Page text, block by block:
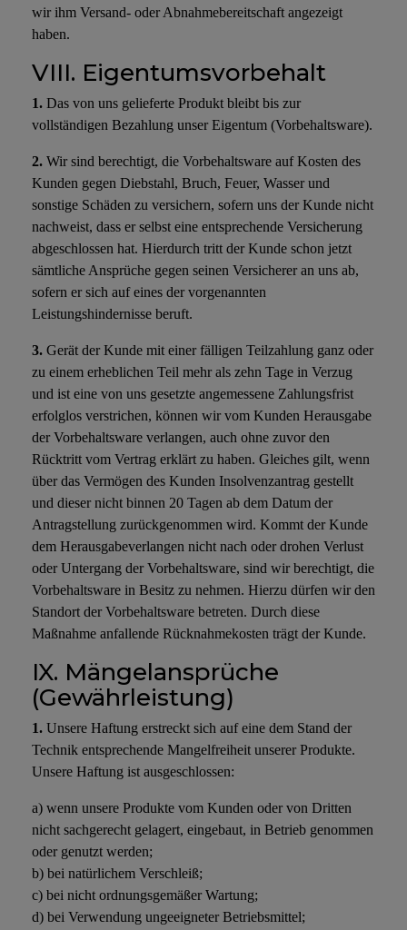
wir ihm Versand- oder Abnahmebereitschaft angezeigt
haben.
VIII. Eigentumsvorbehalt
1. Das von uns gelieferte Produkt bleibt bis zur
vollständigen Bezahlung unser Eigentum (Vorbehaltsware).
2. Wir sind berechtigt, die Vorbehaltsware auf Kosten des
Kunden gegen Diebstahl, Bruch, Feuer, Wasser und
sonstige Schäden zu versichern, sofern uns der Kunde nicht
nachweist, dass er selbst eine entsprechende Versicherung
abgeschlossen hat. Hierdurch tritt der Kunde schon jetzt
sämtliche Ansprüche gegen seinen Versicherer an uns ab,
sofern er sich auf eines der vorgenannten
Leistungshindernisse beruft.
3. Gerät der Kunde mit einer fälligen Teilzahlung ganz oder
zu einem erheblichen Teil mehr als zehn Tage in Verzug
und ist eine von uns gesetzte angemessene Zahlungsfrist
erfolglos verstrichen, können wir vom Kunden Herausgabe
der Vorbehaltsware verlangen, auch ohne zuvor den
Rücktritt vom Vertrag erklärt zu haben. Gleiches gilt, wenn
über das Vermögen des Kunden Insolvenzantrag gestellt
und dieser nicht binnen 20 Tagen ab dem Datum der
Antragstellung zurückgenommen wird. Kommt der Kunde
dem Herausgabeverlangen nicht nach oder drohen Verlust
oder Untergang der Vorbehaltsware, sind wir berechtigt, die
Vorbehaltsware in Besitz zu nehmen. Hierzu dürfen wir den
Standort der Vorbehaltsware betreten. Durch diese
Maßnahme anfallende Rücknahmekosten trägt der Kunde.
IX. Mängelansprüche
(Gewährleistung)
1. Unsere Haftung erstreckt sich auf eine dem Stand der
Technik entsprechende Mangelfreiheit unserer Produkte.
Unsere Haftung ist ausgeschlossen:
a) wenn unsere Produkte vom Kunden oder von Dritten
nicht sachgerecht gelagert, eingebaut, in Betrieb genommen
oder genutzt werden;
b) bei natürlichem Verschleiß;
c) bei nicht ordnungsgemäßer Wartung;
d) bei Verwendung ungeeigneter Betriebsmittel;